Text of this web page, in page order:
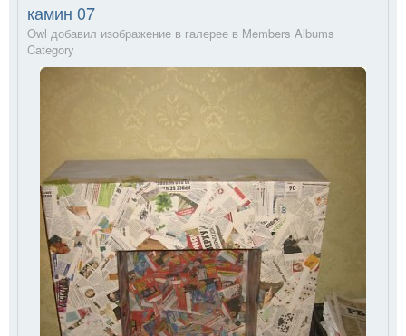
камин 07
Owl добавил изображение в галерее в Members Albums
Category